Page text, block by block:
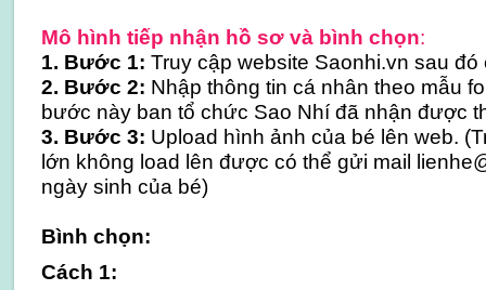
Mô hình tiếp nhận hồ sơ và bình chọn:
1. Bước 1: Truy cập website Saonhi.vn sau
2. Bước 2: Nhập thông tin cá nhân theo mẫu
bước này ban tổ chức Sao Nhí đã nhận được
3. Bước 3: Upload hình ảnh của bé lên web.
lớn không load lên được có thể gửi mail
ngày sinh của bé)
Bình chọn:
Cách 1: